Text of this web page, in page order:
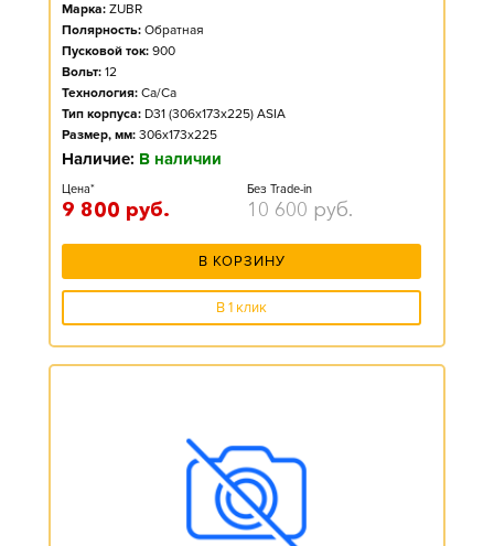
Марка: ZUBR
Полярность: Обратная
Пусковой ток: 900
Вольт: 12
Технология: Ca/Ca
Тип корпуса: D31 (306x173x225) ASIA
Размер, мм: 306x173x225
Наличие: В наличии
Цена*
9 800 руб.
Без Trade-in
10 600 руб.
В КОРЗИНУ
В 1 клик